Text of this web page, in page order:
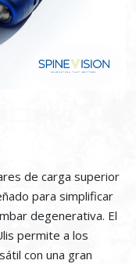
de carga superior
para simplificar
degenerativa. El
permite a los
con una gran